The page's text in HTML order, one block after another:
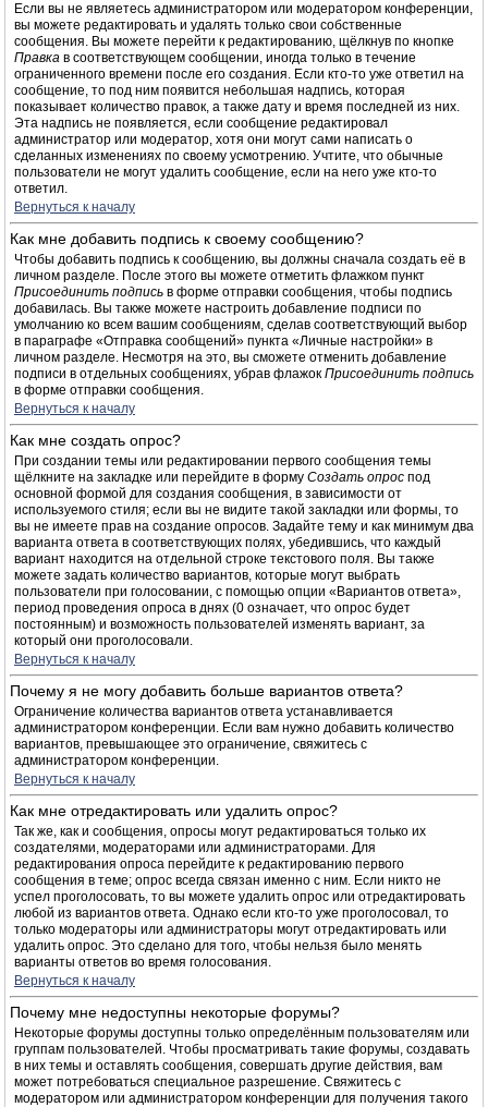
Если вы не являетесь администратором или модератором конференции,
вы можете редактировать и удалять только свои собственные
сообщения. Вы можете перейти к редактированию, щёлкнув по кнопке
Правка в соответствующем сообщении, иногда только в течение
ограниченного времени после его создания. Если кто-то уже ответил на
сообщение, то под ним появится небольшая надпись, которая
показывает количество правок, а также дату и время последней из них.
Эта надпись не появляется, если сообщение редактировал
администратор или модератор, хотя они могут сами написать о
сделанных изменениях по своему усмотрению. Учтите, что обычные
пользователи не могут удалить сообщение, если на него уже кто-то
ответил.
Вернуться к началу
Как мне добавить подпись к своему сообщению?
Чтобы добавить подпись к сообщению, вы должны сначала создать её в
личном разделе. После этого вы можете отметить флажком пункт
Присоединить подпись в форме отправки сообщения, чтобы подпись
добавилась. Вы также можете настроить добавление подписи по
умолчанию ко всем вашим сообщениям, сделав соответствующий выбор
в параграфе «Отправка сообщений» пункта «Личные настройки» в
личном разделе. Несмотря на это, вы сможете отменить добавление
подписи в отдельных сообщениях, убрав флажок Присоединить подпись
в форме отправки сообщения.
Вернуться к началу
Как мне создать опрос?
При создании темы или редактировании первого сообщения темы
щёлкните на закладке или перейдите в форму Создать опрос под
основной формой для создания сообщения, в зависимости от
используемого стиля; если вы не видите такой закладки или формы, то
вы не имеете прав на создание опросов. Задайте тему и как минимум два
варианта ответа в соответствующих полях, убедившись, что каждый
вариант находится на отдельной строке текстового поля. Вы также
можете задать количество вариантов, которые могут выбрать
пользователи при голосовании, с помощью опции «Вариантов ответа»,
период проведения опроса в днях (0 означает, что опрос будет
постоянным) и возможность пользователей изменять вариант, за
который они проголосовали.
Вернуться к началу
Почему я не могу добавить больше вариантов ответа?
Ограничение количества вариантов ответа устанавливается
администратором конференции. Если вам нужно добавить количество
вариантов, превышающее это ограничение, свяжитесь с
администратором конференции.
Вернуться к началу
Как мне отредактировать или удалить опрос?
Так же, как и сообщения, опросы могут редактироваться только их
создателями, модераторами или администраторами. Для
редактирования опроса перейдите к редактированию первого
сообщения в теме; опрос всегда связан именно с ним. Если никто не
успел проголосовать, то вы можете удалить опрос или отредактировать
любой из вариантов ответа. Однако если кто-то уже проголосовал, то
только модераторы или администраторы могут отредактировать или
удалить опрос. Это сделано для того, чтобы нельзя было менять
варианты ответов во время голосования.
Вернуться к началу
Почему мне недоступны некоторые форумы?
Некоторые форумы доступны только определённым пользователям или
группам пользователей. Чтобы просматривать такие форумы, создавать
в них темы и оставлять сообщения, совершать другие действия, вам
может потребоваться специальное разрешение. Свяжитесь с
модератором или администратором конференции для получения такого